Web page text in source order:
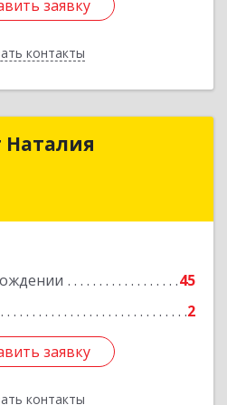
заявку
контакты
заявку
Назад
45
2
заявку
контакты
Наталия
Подробнее
заявку
Назад